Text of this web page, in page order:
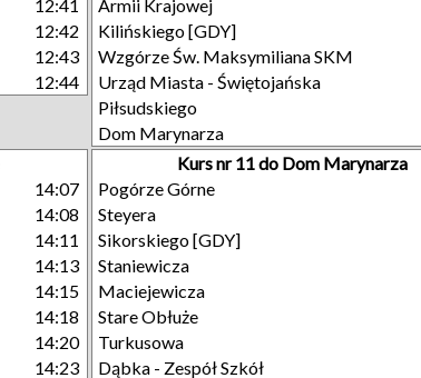
12:41
12:42
12:43
12:44
Armii Krajowej
Kilińskiego [GDY]
Wzgórze Św. Maksymiliana SKM
Urząd Miasta - Świętojańska
Piłsudskiego
Dom Marynarza
14:07
14:08
14:11
14:13
14:15
14:18
14:20
14:23
Kurs nr 11 do Dom Marynarza
Pogórze Górne
Steyera
Sikorskiego [GDY]
Staniewicza
Maciejewicza
Stare Obłuże
Turkusowa
Dąbka - Zespół Szkół